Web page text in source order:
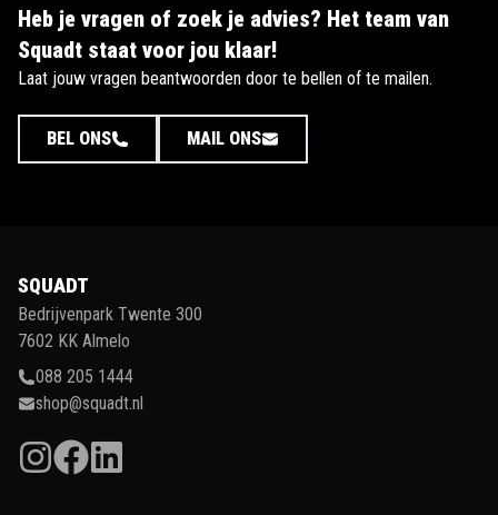
Heb je vragen of zoek je advies? Het team van
Squadt staat voor jou klaar!
Laat jouw vragen beantwoorden door te bellen of te mailen.
BEL ONS MAIL ONS
SQUADT
Bedrijvenpark Twente 300
7602 KK Almelo
088 205 1444
shop@squadt.nl